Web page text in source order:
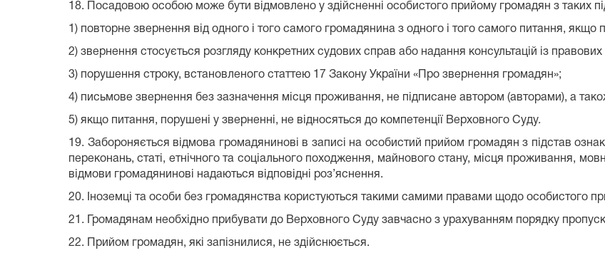
18. Посадовою особою може бути відмовлено у здійсненні особистого прийому громадян з таких
1) повторне звернення від одного і того самого громадянина з одного і того самого питання, якщо
2) звернення стосується розгляду конкретних судових справ або надання консультацій із правових
3) порушення строку, встановленого статтею 17 Закону України «Про звернення громадян»;
4) письмове звернення без зазначення місця проживання, не підписане автором (авторами), а
5) якщо питання, порушені у зверненні, не відносяться до компетенції Верховного Суду.
19. Забороняється відмова громадянинові в записі на особистий прийом громадян з підстав
переконань, статі, етнічного та соціального походження, майнового стану, місця проживання,
відмови громадянинові надаються відповідні роз’яснення.
20. Іноземці та особи без громадянства користуються такими самими правами щодо особистого
21. Громадянам необхідно прибувати до Верховного Суду завчасно з урахуванням порядку
22. Прийом громадян, які запізнилися, не здійснюється.